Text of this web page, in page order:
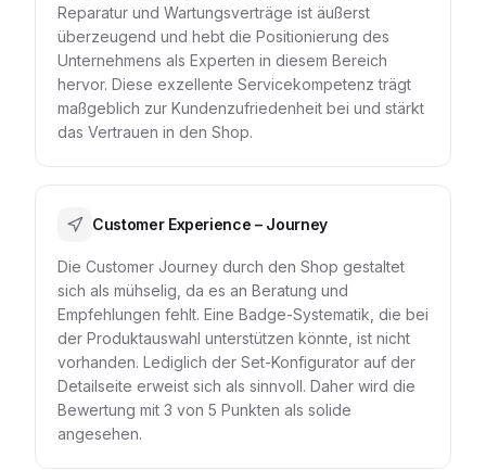
Reparatur und Wartungsverträge ist äußerst
überzeugend und hebt die Positionierung des
Unternehmens als Experten in diesem Bereich
hervor. Diese exzellente Servicekompetenz trägt
maßgeblich zur Kundenzufriedenheit bei und stärkt
das Vertrauen in den Shop.
Customer Experience – Journey
Die Customer Journey durch den Shop gestaltet
sich als mühselig, da es an Beratung und
Empfehlungen fehlt. Eine Badge-Systematik, die bei
der Produktauswahl unterstützen könnte, ist nicht
vorhanden. Lediglich der Set-Konfigurator auf der
Detailseite erweist sich als sinnvoll. Daher wird die
Bewertung mit 3 von 5 Punkten als solide
angesehen.